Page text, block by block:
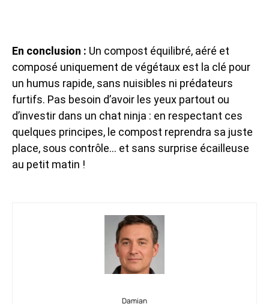
En conclusion : Un compost équilibré, aéré et
composé uniquement de végétaux est la clé pour
un humus rapide, sans nuisibles ni prédateurs
furtifs. Pas besoin d’avoir les yeux partout ou
d’investir dans un chat ninja : en respectant ces
quelques principes, le compost reprendra sa juste
place, sous contrôle… et sans surprise écailleuse
au petit matin !
Damian